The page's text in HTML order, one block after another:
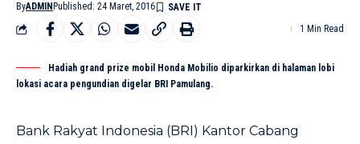
ByADMIN Published: 24 Maret, 2016
1 Min Read
Hadiah grand prize mobil Honda Mobilio diparkirkan di halaman lobi
lokasi acara pengundian digelar BRI Pamulang.
Bank Rakyat Indonesia (BRI) Kantor Cabang